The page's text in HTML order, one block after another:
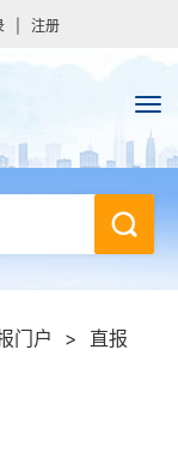
注册
门户 >
直报